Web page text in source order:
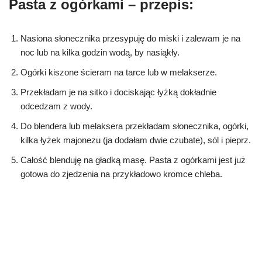
Pasta z ogórkami – przepis:
Nasiona słonecznika przesypuję do miski i zalewam je na
noc lub na kilka godzin wodą, by nasiąkły.
Ogórki kiszone ścieram na tarce lub w melakserze.
Przekładam je na sitko i dociskając łyżką dokładnie
odcedzam z wody.
Do blendera lub melaksera przekładam słonecznika, ogórki,
kilka łyżek majonezu (ja dodałam dwie czubate), sól i pieprz.
Całość blenduję na gładką masę. Pasta z ogórkami jest już
gotowa do zjedzenia na przykładowo kromce chleba.